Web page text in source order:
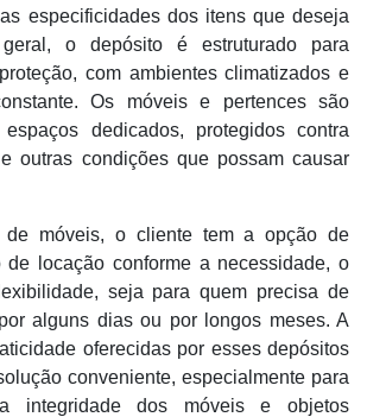
especificidades dos itens que deseja
o depósito é estruturado para
com ambientes climatizados e
Os móveis e pertences são
dedicados, protegidos contra
outras condições que possam causar
de móveis, o cliente tem a opção de
de locação conforme a necessidade, o
seja para quem precisa de
alguns dias ou por longos meses. A
oferecidas por esses depósitos
conveniente, especialmente para
integridade dos móveis e objetos